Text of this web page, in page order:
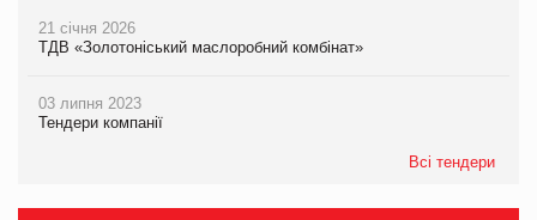
21 січня 2026
ТДВ «Золотоніський маслоробний комбінат»
03 липня 2023
Тендери компанії
Всі тендери